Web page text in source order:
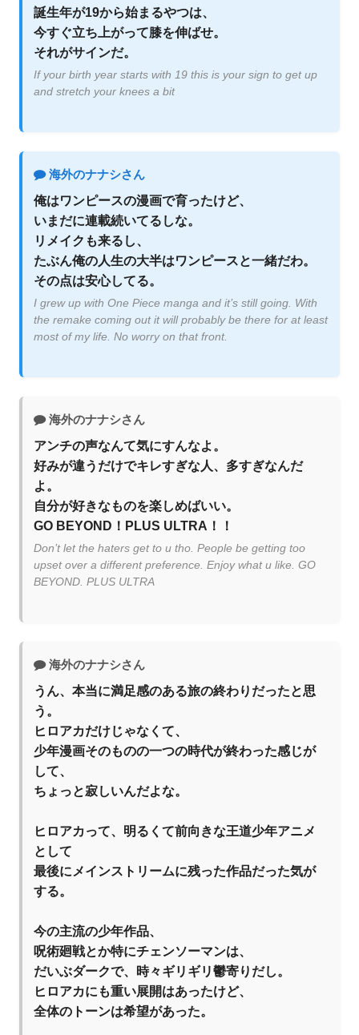
誕生年が19から始まるやつは、
今すぐ立ち上がって膝を伸ばせ。
それがサインだ。
If your birth year starts with 19 this is your sign to get up
and stretch your knees a bit
海外のナナシさん
俺はワンピースの漫画で育ったけど、
いまだに連載続いてるしな。
リメイクも来るし、
たぶん俺の人生の大半はワンピースと一緒だわ。
その点は安心してる。
I grew up with One Piece manga and it’s still going. With
the remake coming out it will probably be there for at least
most of my life. No worry on that front.
海外のナナシさん
アンチの声なんて気にすんなよ。
好みが違うだけでキレすぎな人、多すぎなんだ
よ。
自分が好きなものを楽しめばいい。
GO BEYOND！PLUS ULTRA！！
Don’t let the haters get to u tho. People be getting too
upset over a different preference. Enjoy what u like. GO
BEYOND. PLUS ULTRA
海外のナナシさん
うん、本当に満足感のある旅の終わりだったと思
う。
ヒロアカだけじゃなくて、
少年漫画そのものの一つの時代が終わった感じが
して、
ちょっと寂しいんだよな。
ヒロアカって、明るくて前向きな王道少年アニメ
として
最後にメインストリームに残った作品だった気が
する。
今の主流の少年作品、
呪術廻戦とか特にチェンソーマンは、
だいぶダークで、時々ギリギリ鬱寄りだし。
ヒロアカにも重い展開はあったけど、
全体のトーンは希望があった。